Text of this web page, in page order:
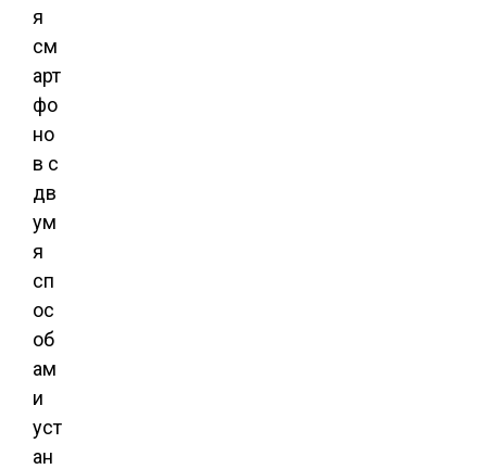
я
см
арт
фо
но
в с
дв
ум
я
сп
ос
об
ам
и
уст
ан